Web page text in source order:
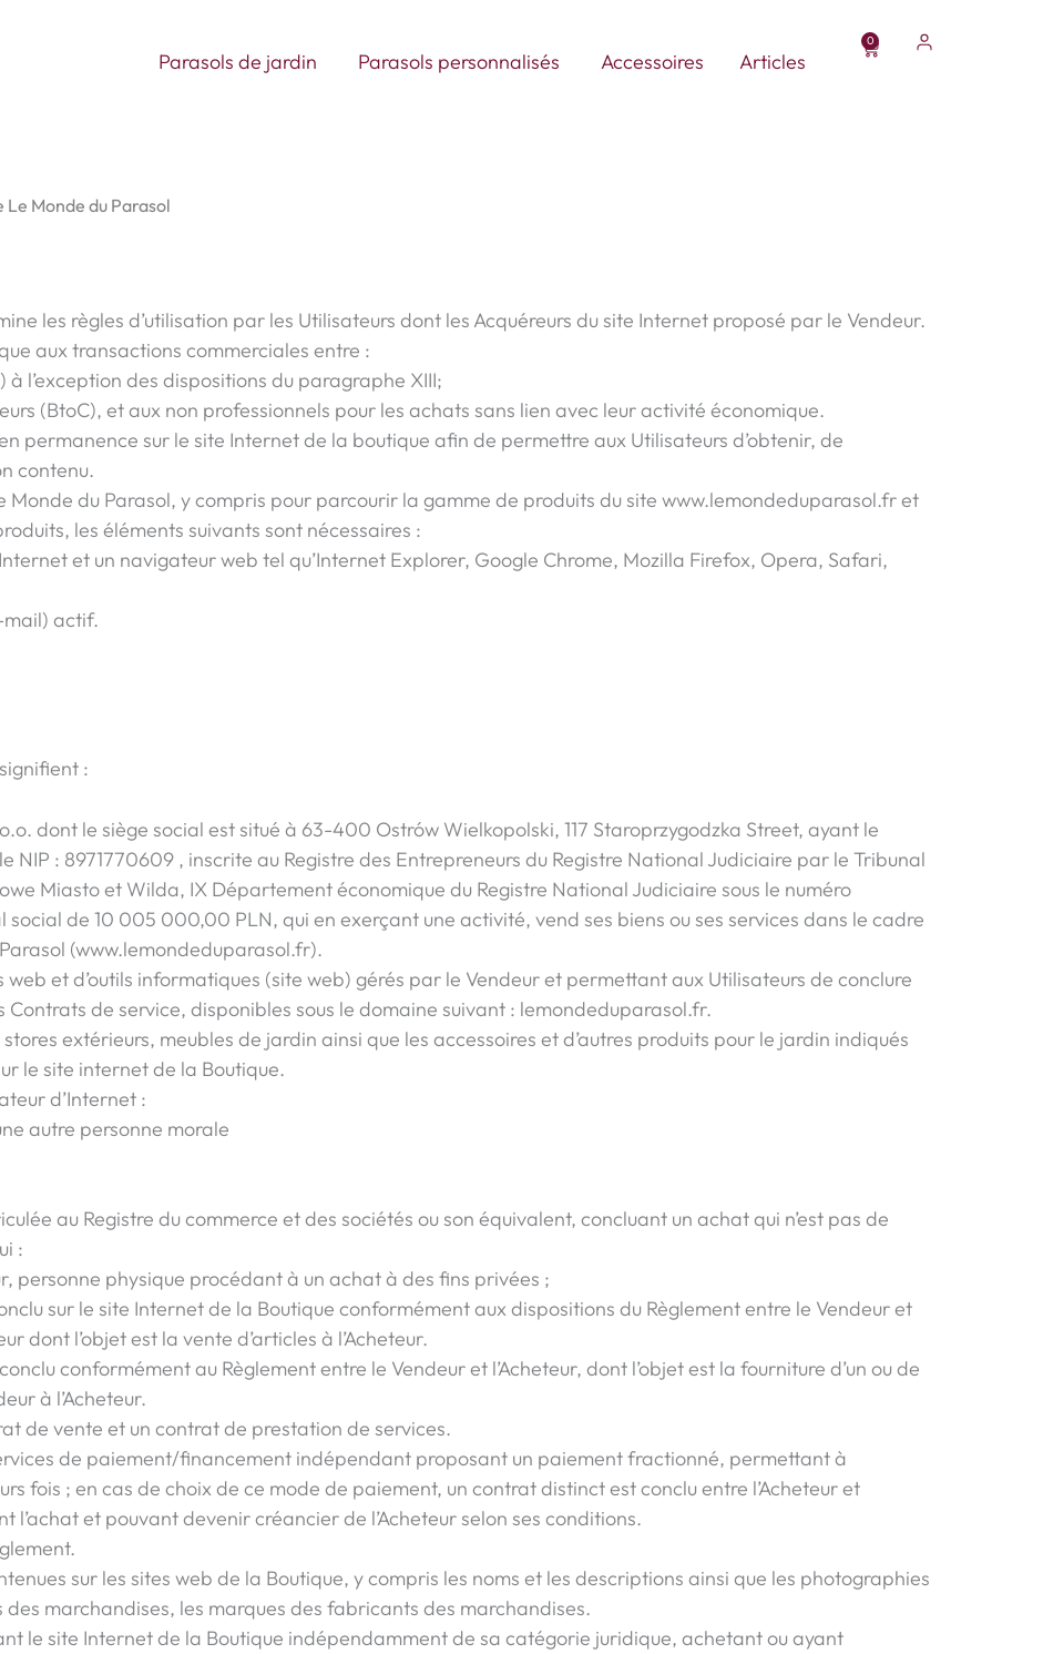
Parasols de jardin Ouvrir Parasols de jardin
Parasols personnalisés Ouvrir Parasols personnalisés
Accessoires Articles
0
Panier
Monde du Parasol
les règles d’utilisation par les Utilisateurs dont les Acquéreurs du site Internet proposé par le Vendeur.
aux transactions commerciales entre :
à l’exception des dispositions du paragraphe XIII;
(BtoC), et aux non professionnels pour les achats sans lien avec leur activité économique.
permanence sur le site Internet de la boutique afin de permettre aux Utilisateurs d’obtenir, de
contenu.
Monde du Parasol, y compris pour parcourir la gamme de produits du site www.lemondeduparasol.fr et
les éléments suivants sont nécessaires :
et un navigateur web tel qu’Internet Explorer, Google Chrome, Mozilla Firefox, Opera, Safari,
mail) actif.
:
dont le siège social est situé à 63-400 Ostrów Wielkopolski, 117 Staroprzygodzka Street, ayant le
NIP : 8971770609 , inscrite au Registre des Entrepreneurs du Registre National Judiciaire par le Tribunal
Miasto et Wilda, IX Département économique du Registre National Judiciaire sous le numéro
de 10 005 000,00 PLN, qui en exerçant une activité, vend ses biens ou ses services dans le cadre
(www.lemondeduparasol.fr).
web et d’outils informatiques (site web) gérés par le Vendeur et permettant aux Utilisateurs de conclure
Contrats de service, disponibles sous le domaine suivant : lemondeduparasol.fr.
extérieurs, meubles de jardin ainsi que les accessoires et d’autres produits pour le jardin indiqués
le site internet de la Boutique.
d’Internet :
autre personne morale
au Registre du commerce et des sociétés ou son équivalent, concluant un achat qui n’est pas de
:
personne physique procédant à un achat à des fins privées ;
sur le site Internet de la Boutique conformément aux dispositions du Règlement entre le Vendeur et
dont l’objet est la vente d’articles à l’Acheteur.
conformément au Règlement entre le Vendeur et l’Acheteur, dont l’objet est la fourniture d’un ou de
à l’Acheteur.
de vente et un contrat de prestation de services.
de paiement/financement indépendant proposant un paiement fractionné, permettant à
fois ; en cas de choix de ce mode de paiement, un contrat distinct est conclu entre l’Acheteur et
l’achat et pouvant devenir créancier de l’Acheteur selon ses conditions.
sur les sites web de la Boutique, y compris les noms et les descriptions ainsi que les photographies
marchandises, les marques des fabricants des marchandises.
le site Internet de la Boutique indépendamment de sa catégorie juridique, achetant ou ayant